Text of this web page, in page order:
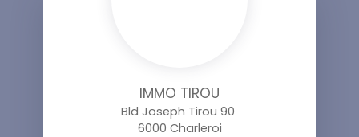
IMMO TIROU
Bld Joseph Tirou 90
6000 Charleroi